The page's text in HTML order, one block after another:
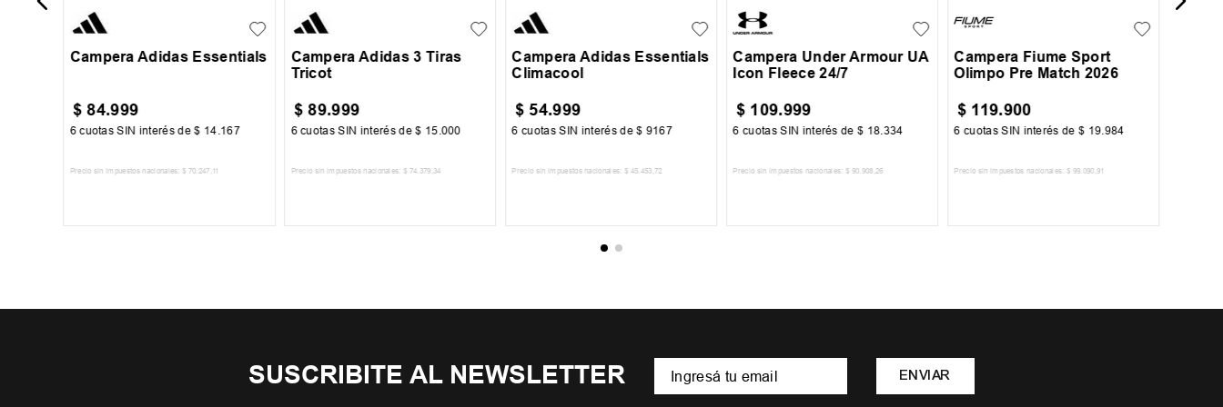
Campera Adidas Essentials
$ 84.999
6 cuotas SIN interés de$ 14 167
Precio sin impuestos nacionales: $ 70.247 ,11
Campera Adidas 3 Tiras
Tricot
$ 89.999
6 cuotas SIN interés de$ 15 .000
Precio sin impuestos nacionales: $ 74.379 ,34
Campera Adidas Essentials
Climacool
$ 54.999
6 cuotas SIN interés de$ 9167
Precio sin impuestos nacionales: $ 45.453 ,72
Campera Under Armour UA
Icon Fleece 24/7
$ 109.999
6 cuotas SIN interés de$ 18 334
Precio sin impuestos nacionales: $ 90.908 ,26
Campera Fiume Sport
Olimpo Pre Match 2026
$ 119.900
6 cuotas SIN interés de$ 19 984
Precio sin impuestos nacionales: $ 99.090 ,91
SUSCRIBITE AL NEWSLETTER ENVIAR